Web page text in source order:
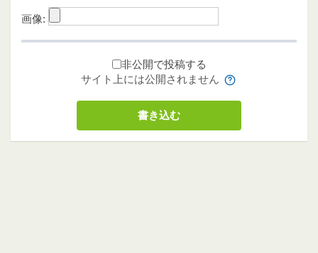
画像:
非公開で投稿する
サイト上には公開されません